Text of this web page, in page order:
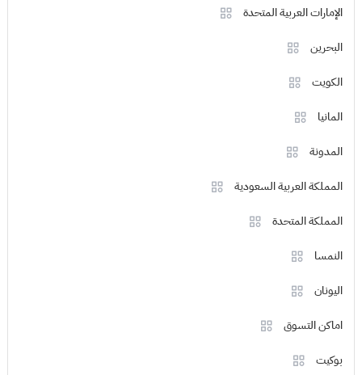
الإمارات العربية المتحدة
البحرين
الكويت
المانيا
المدونة
المملكة العربية السعودية
المملكة المتحدة
النمسا
اليونان
اماكن التسوق
بوكيت